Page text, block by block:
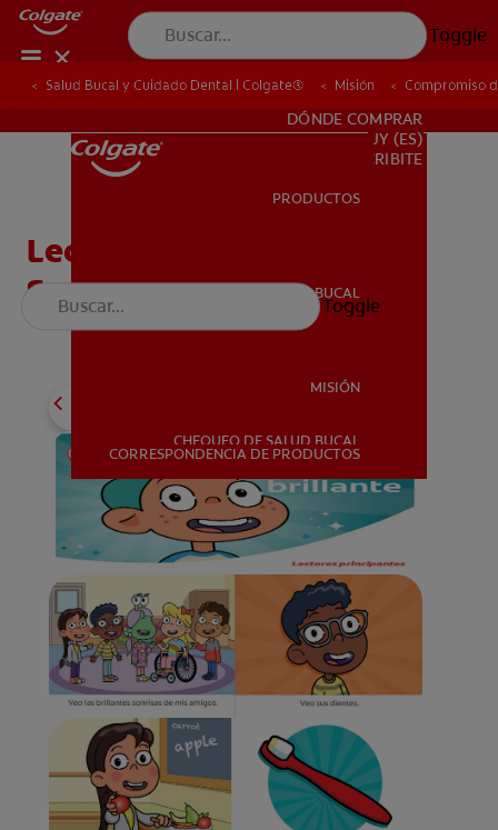
Toggle
SALUD BUCAL
CHEQUEO DE SALUD BUCAL
CORRESPONDENCIA DE PRODUCTOS
PARA PROFESIONALES
DÓNDE COMPRAR
SUSCRIBITE
PARA PROFESIONALES
DÓNDE COMPRAR
UY (ES)
SUSCRIBITE
PRODUCTOS
SALUD BUCAL
MISIÓN
CHEQUEO DE SALUD BUCAL
CORRESPONDENCIA DE PRODUCTOS
Toggle
Salud Bucal y Cuidado Dental | Colgate® Misión Compromiso
Salud Bucal y Cuidado Dental | Colgate® Misión Compromiso
Lector Emergente Mi
Sonrisa Brillante